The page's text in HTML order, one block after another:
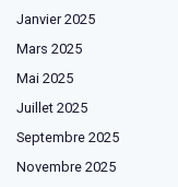
Janvier 2025
Mars 2025
Mai 2025
Juillet 2025
Septembre 2025
Novembre 2025